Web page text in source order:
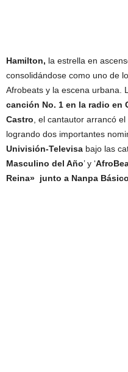
Hamilton, la estrella en
consolidándose como uno de
Afrobeats y la escena urbana.
canción No. 1 en la radio en
Castro , el cantautor arrancó
logrando dos importantes
Univisión-Televisa bajo las
Masculino del Año’ y ‘
Reina» junto a Nanpa